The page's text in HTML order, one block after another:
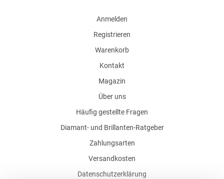
Anmelden
Registrieren
Warenkorb
Kontakt
Magazin
Über uns
Häufig gestellte Fragen
Diamant- und Brillanten-Ratgeber
Zahlungsarten
Versandkosten
Datenschutzerklärung